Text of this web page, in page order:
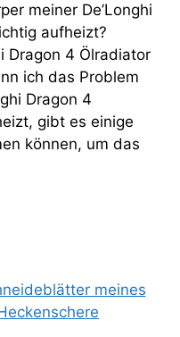
meiner De’Longhi
aufheizt?
Dragon 4 Ölradiator
ich das Problem
Dragon 4
gibt es einige
können, um das